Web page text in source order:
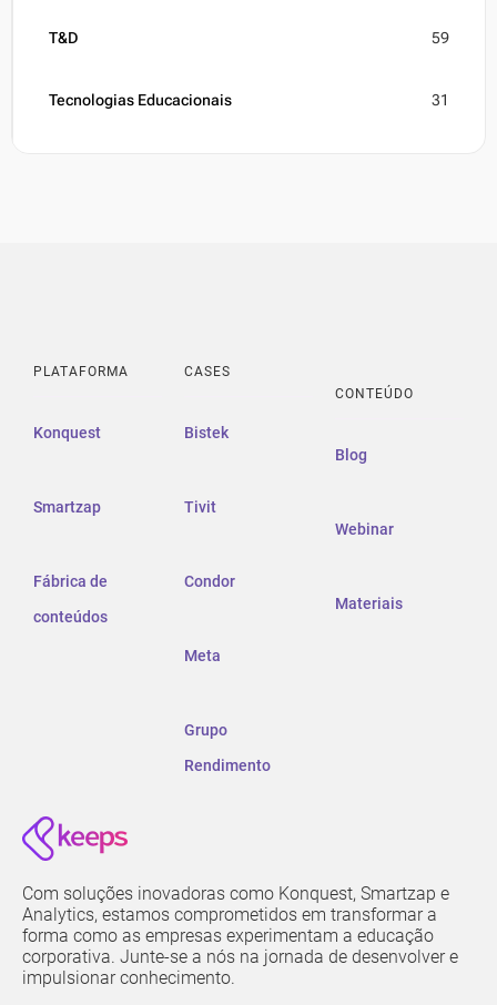
T&D 59
Tecnologias Educacionais 31
PLATAFORMA
Konquest
Smartzap
Fábrica de
conteúdos
CASES
Bistek
Tivit
Condor
Meta
Grupo
Rendimento
CONTEÚDO
Blog
Webinar
Materiais
Com soluções inovadoras como Konquest, Smartzap e
Analytics, estamos comprometidos em transformar a
forma como as empresas experimentam a educação
corporativa. Junte-se a nós na jornada de desenvolver e
impulsionar conhecimento.